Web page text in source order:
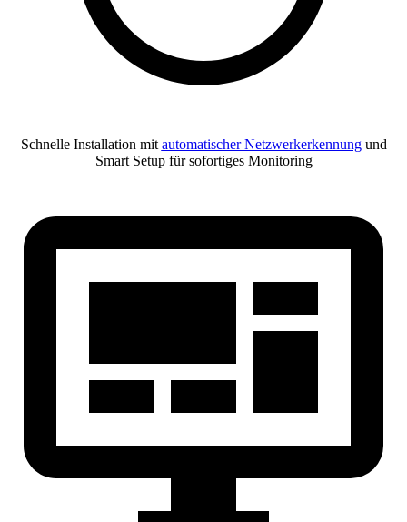
Schnelle Installation mit automatischer Netzwerkerkennungund
Smart Setup für sofortiges Monitoring